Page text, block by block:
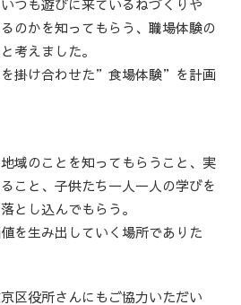
つも遊びに来ているねづくりや
のかを知ってもらう、職場体験の
考えました。
掛け合わせた”食場体験”を計画
域のことを知ってもらうこと、実
こと、子供たち一人一人の学びを
とし込んでもらう。
を生み出していく場所でありた
区役所さんにもご協力いただい